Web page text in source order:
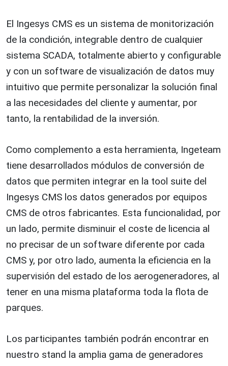
El Ingesys CMS es un sistema de monitorización
de la condición, integrable dentro de cualquier
sistema SCADA, totalmente abierto y configurable
y con un software de visualización de datos muy
intuitivo que permite personalizar la solución final
a las necesidades del cliente y aumentar, por
tanto, la rentabilidad de la inversión.
Como complemento a esta herramienta, Ingeteam
tiene desarrollados módulos de conversión de
datos que permiten integrar en la tool suite del
Ingesys CMS los datos generados por equipos
CMS de otros fabricantes. Esta funcionalidad, por
un lado, permite disminuir el coste de licencia al
no precisar de un software diferente por cada
CMS y, por otro lado, aumenta la eficiencia en la
supervisión del estado de los aerogeneradores, al
tener en una misma plataforma toda la flota de
parques.
Los participantes también podrán encontrar en
nuestro stand la amplia gama de generadores